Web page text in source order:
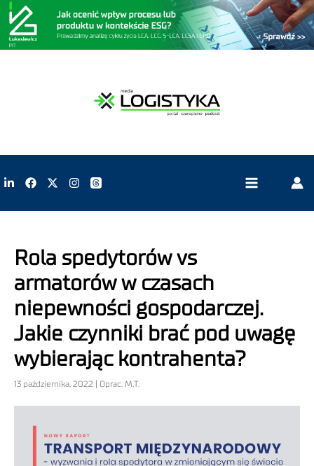
Rola spedytorów vs
armatorów w czasach
niepewności gospodarczej.
Jakie czynniki brać pod uwagę
wybierając kontrahenta?
13 października, 2022 | Oprac. M.T.